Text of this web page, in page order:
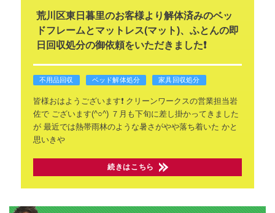
荒川区東日暮里のお客様より解体済みのベッ
ドフレームとマットレス(マット)、ふとんの即
日回収処分の御依頼をいただきました❗
不用品回収 ベッド解体処分 家具回収処分
皆様おはようございます❗クリーンワークスの営業担当岩
佐でございます(^○^) ７月も下旬に差し掛かってきました
が最近では熱帯雨林のような暑さがやや落ち着いた かと
思いきや
続きはこちら